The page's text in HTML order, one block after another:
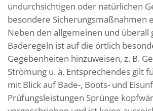
undurchsichtigen oder natürlichen
besondere Sicherungsmaßnahmen
Neben den allgemeinen und überall
Baderegeln ist auf die örtlich
Gegebenheiten hinzuweisen, z. B.
Strömung u. ä. Entsprechendes gilt
mit Blick auf Bade-, Boots- und
Prüfungsleistungen Sprünge